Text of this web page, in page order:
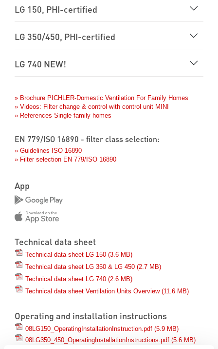
LG 150, PHI-certified
LG 350/450, PHI-certified
LG 740 NEW!
» Brochure PICHLER-Domestic Ventilation For Family Homes
» Videos: Filter change & control with control unit MINI
» References Single family homes
EN 779/ISO 16890 - filter class selection:
» Guidelines ISO 16890
» Filter selection EN 779/ISO 16890
App
Technical data sheet
Technical data sheet LG 150 (3.6 MB)
Technical data sheet LG 350 & LG 450 (2.7 MB)
Technical data sheet LG 740 (2.6 MB)
Technical data sheet Ventilation Units Overview (11.6 MB)
Operating and installation instructions
08LG150_OperatingInstallationInstruction.pdf (5.9 MB)
08LG350_450_OperatingInstallationInstructions.pdf (5.6 MB)